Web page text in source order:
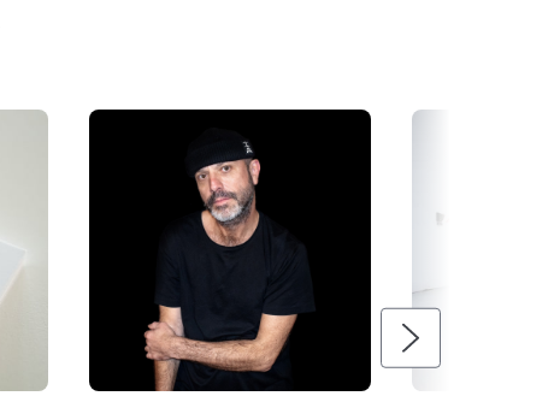
Weiter